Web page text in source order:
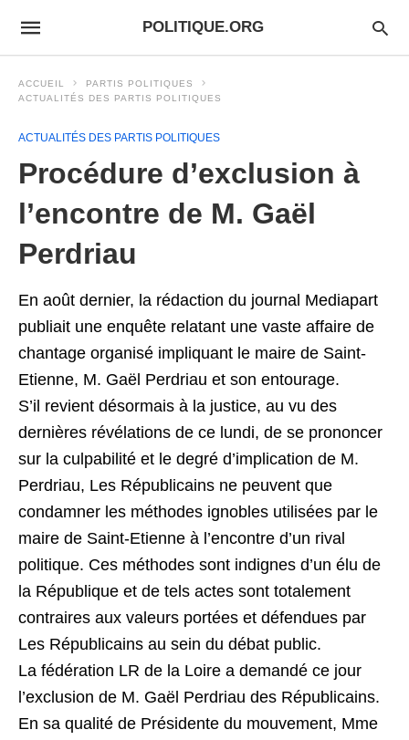
POLITIQUE.ORG
ACCUEIL
PARTIS POLITIQUES
ACTUALITÉS DES PARTIS POLITIQUES
ACTUALITÉS DES PARTIS POLITIQUES
Procédure d’exclusion à
l’encontre de M. Gaël
Perdriau
En août dernier, la rédaction du journal Mediapart
publiait une enquête relatant une vaste affaire de
chantage organisé impliquant le maire de Saint-
Etienne, M. Gaël Perdriau et son entourage.
S’il revient désormais à la justice, au vu des
dernières révélations de ce lundi, de se prononcer
sur la culpabilité et le degré d’implication de M.
Perdriau, Les Républicains ne peuvent que
condamner les méthodes ignobles utilisées par le
maire de Saint-Etienne à l’encontre d’un rival
politique. Ces méthodes sont indignes d’un élu de
la République et de tels actes sont totalement
contraires aux valeurs portées et défendues par
Les Républicains au sein du débat public.
La fédération LR de la Loire a demandé ce jour
l’exclusion de M. Gaël Perdriau des Républicains.
En sa qualité de Présidente du mouvement, Mme